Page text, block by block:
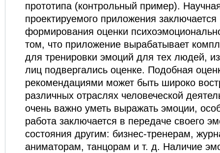
прототипа (контрольный пример).
проектируемого приложения заключается
формирования оценки
том, что приложение вырабатывает
для тренировки эмоций для тех людей,
лиц подвергались оценке. Подобная
рекомендациями может быть широко
различных отраслях человеческой
очень важно уметь выражать эмоции,
работа заключается в передаче своего
состояния другим: бизнес-тренерам,
аниматорам, танцорам и т. д. Наличие